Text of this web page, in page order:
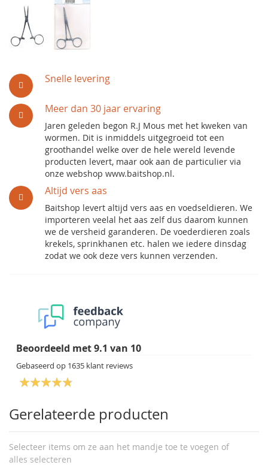
Snelle levering
Meer dan 30 jaar ervaring
Jaren geleden begon R.J Mous met het kweken van
wormen. Dit is inmiddels uitgegroeid tot een
groothandel welke over de hele wereld levende
producten levert, maar ook aan de particulier via
onze webshop www.baitshop.nl.
Altijd vers aas
Baitshop levert altijd vers aas en voedseldieren. We
importeren veelal het aas zelf dus daarom kunnen
we de versheid garanderen. De voederdieren zoals
krekels, sprinkhanen etc. halen we iedere dinsdag
zodat we ook deze vers kunnen verzenden.
Beoordeeld met9.1 van 10
Gebaseerd op 1635 klant reviews
Gerelateerde producten
Selecteer items om ze aan het mandje toe te voegen of
alles selecteren